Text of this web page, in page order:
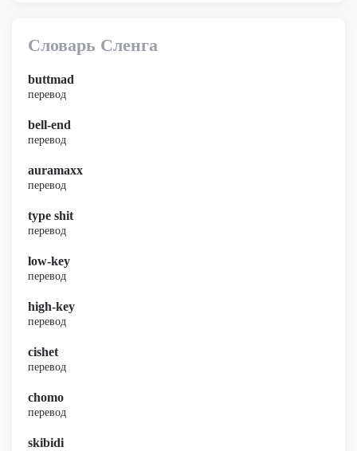
Словарь Сленга
buttmad
перевод
bell-end
перевод
auramaxx
перевод
type shit
перевод
low-key
перевод
high-key
перевод
cishet
перевод
chomo
перевод
skibidi